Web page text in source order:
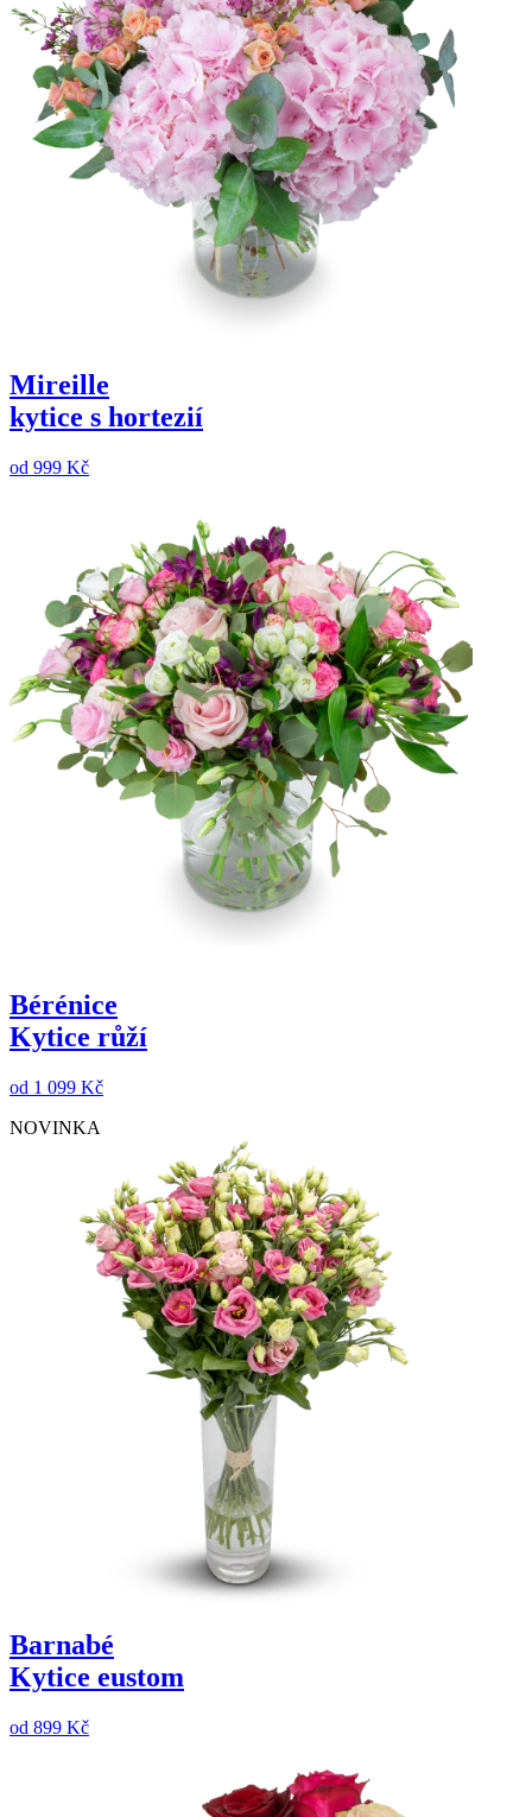
Mireille
kytice s hortezií
od 999 Kč
Bérénice
Kytice růží
od 1 099 Kč
NOVINKA
Barnabé
Kytice eustom
od 899 Kč